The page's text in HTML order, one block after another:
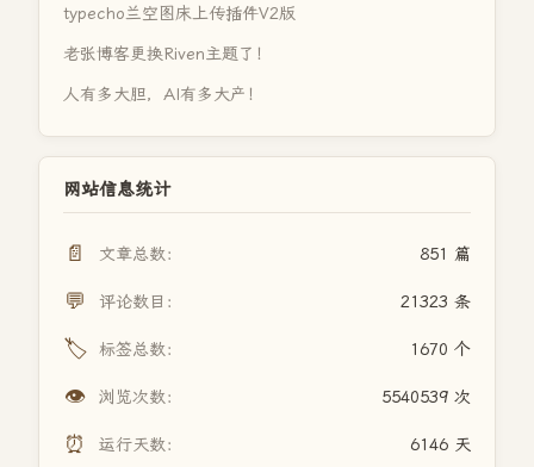
typecho兰空图床上传插件V2版
老张博客更换Riven主题了！
人有多大胆，AI有多大产！
网站信息统计
📄 文章总数： 851 篇
💬 评论数目： 21323 条
🏷️ 标签总数： 1670 个
👁️ 浏览次数： 5540539 次
⏰ 运行天数： 6146 天